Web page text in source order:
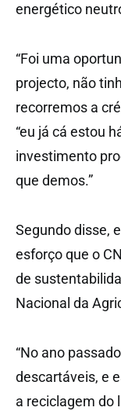
energético
“Foi uma
projecto, não
recorremos a
“eu já cá estou
investimento
que demos.”
Segundo disse,
esforço que o
de
Nacional da
“No ano
descartáveis, e
a reciclagem do